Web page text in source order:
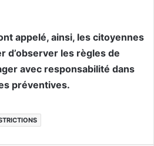
appelé, ainsi, les citoyennes
d’observer les règles de
avec responsabilité dans
préventives.